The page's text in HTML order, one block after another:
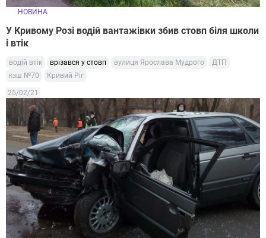
НОВИНА
У Кривому Розі водій вантажівки збив стовп біля школи
і втік
водій втік врізався у стовп вулиця Ярослава Мудрого
ДТП
кзш №70
Кривий Ріг
25/02/21